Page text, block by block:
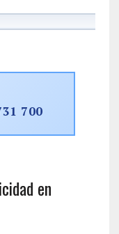
700
en